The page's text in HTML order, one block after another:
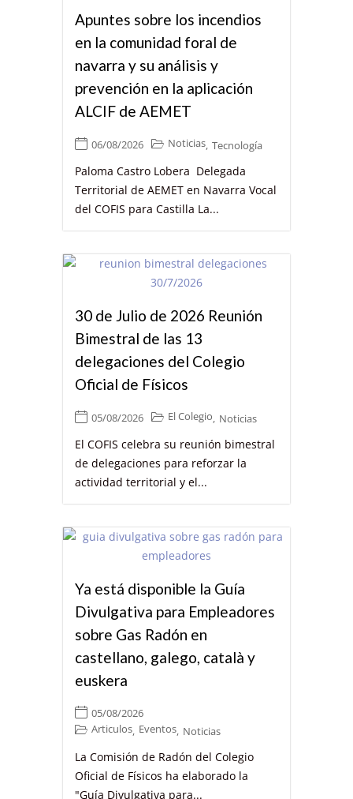
Apuntes sobre los incendios
en la comunidad foral de
navarra y su análisis y
prevención en la aplicación
ALCIF de AEMET
06/08/2026 Noticias, Tecnología
Paloma Castro Lobera Delegada
Territorial de AEMET en Navarra Vocal
del COFIS para Castilla La...
30 de Julio de 2026 Reunión
Bimestral de las 13
delegaciones del Colegio
Oficial de Físicos
05/08/2026 El Colegio, Noticias
El COFIS celebra su reunión bimestral
de delegaciones para reforzar la
actividad territorial y el...
Ya está disponible la Guía
Divulgativa para Empleadores
sobre Gas Radón en
castellano, galego, català y
euskera
05/08/2026
Articulos, Eventos, Noticias
La Comisión de Radón del Colegio
Oficial de Físicos ha elaborado la
"Guía Divulgativa para...